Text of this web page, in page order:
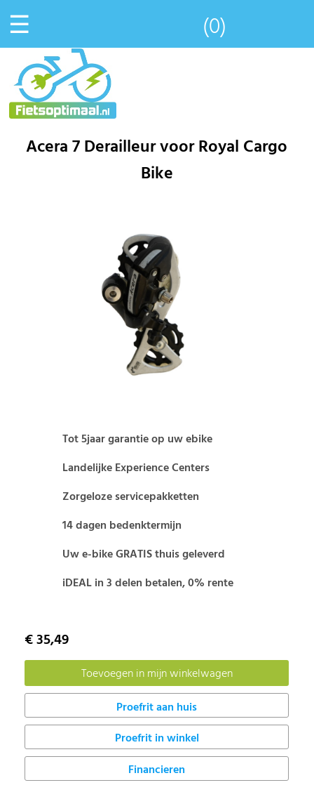
☰ (0)
Acera 7 Derailleur voor Royal Cargo
Bike
Tot 5jaar garantie op uw ebike
Landelijke Experience Centers
Zorgeloze servicepakketten
14 dagen bedenktermijn
Uw e-bike GRATIS thuis geleverd
iDEAL in 3 delen betalen, 0% rente
€ 35,49
Proefrit in winkel
Financieren